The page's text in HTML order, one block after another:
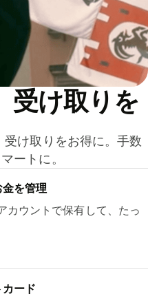
受け取りを
け取りをお得に。手数
ートに。
を管理
カウントで保有して、たっ
ード